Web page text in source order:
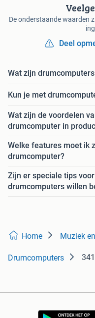
De onderstaande waarden
Deel
Wat zijn
Kun je met
Wat zijn de voordelen
drumcomputer in
Welke features moet ik
drumcomputer?
Zijn er speciale tips
drumcomputers willen
Home Muziek
Drumcomputers